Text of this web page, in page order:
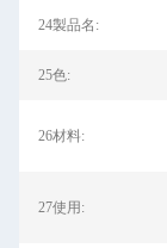
24製品名:
25色:
26材料:
27使用: